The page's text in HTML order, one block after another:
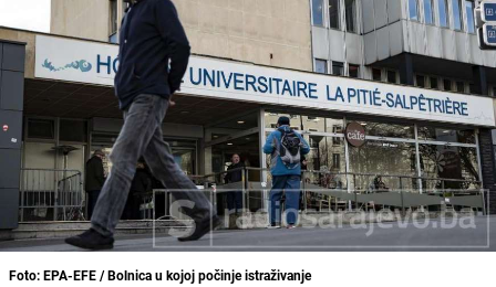
Foto: EPA-EFE / Bolnica u kojoj počinje istraživanje